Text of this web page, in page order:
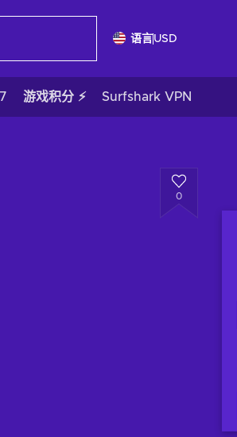
语言USD
游戏积分 ⚡ Surfshark VPN
0